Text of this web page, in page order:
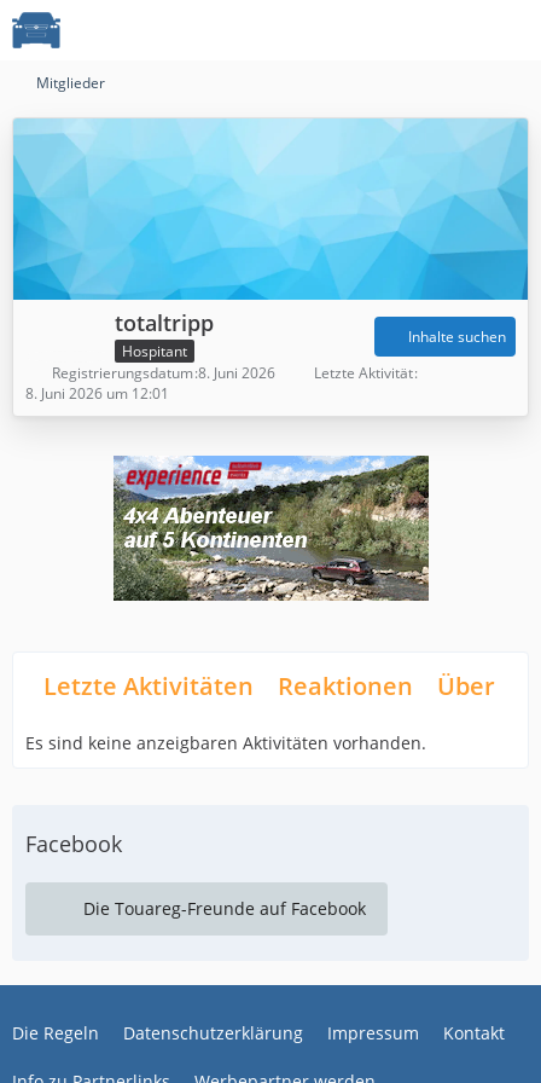
Mitglieder
totaltripp
Hospitant
Inhalte suchen
Registrierungsdatum 8. Juni 2026
Letzte Aktivität
8. Juni 2026 um 12:01
Letzte Aktivitäten Reaktionen Über
Es sind keine anzeigbaren Aktivitäten vorhanden.
Facebook
Die Touareg-Freunde auf Facebook
Die Regeln Datenschutzerklärung Impressum Kontakt